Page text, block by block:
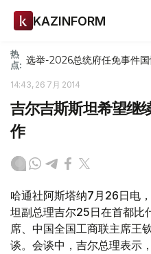
KAZINFORM
热
点: 选举-2026总统府任免事件
14:43, 26 7月 2014
吉尔吉斯斯坦希望继
作
哈通社阿斯塔纳7月26日电
坦副总理吉尔25日在首都比
席、中国全国工商联主席王
谈。会谈中，吉尔总理表示